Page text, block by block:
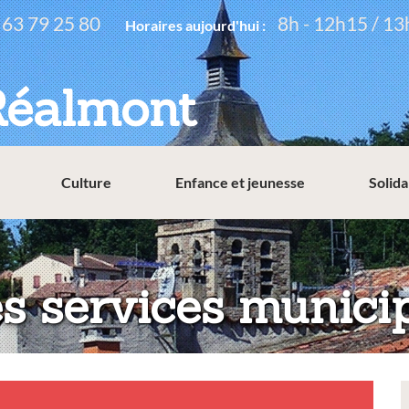
79 25 80 Horaires aujourd'hui : 8h - 12h15 /
Culture Enfance et jeunesse
services